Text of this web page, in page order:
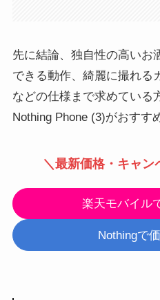
先に結論、独自性の高いお
できる動作、綺麗に撮れる
などの仕様まで求めている
Nothing Phone (3)がおすす
＼最新価格・キャン
楽天モバイル
Nothingで